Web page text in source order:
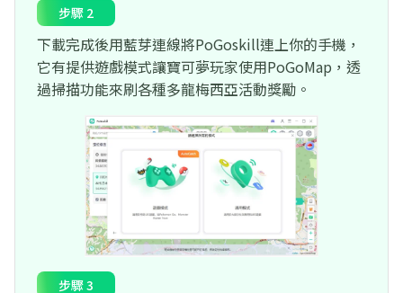
步驟 2
下載完成後用藍芽連線將PoGoskill連上你的手機，
它有提供遊戲模式讓寶可夢玩家使用PoGoMap，透
過掃描功能來刷各種多龍梅西亞活動獎勵。
步驟 3